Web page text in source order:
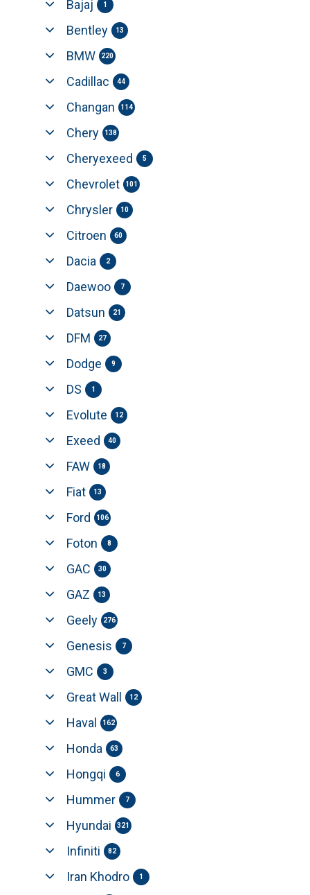
Bajaj 1
Bentley 13
BMW 220
Cadillac 44
Changan 114
Chery 138
Cheryexeed 5
Chevrolet 101
Chrysler 10
Citroen 60
Dacia 2
Daewoo 7
Datsun 21
DFM 27
Dodge 9
DS 1
Evolute 12
Exeed 40
FAW 18
Fiat 13
Ford 106
Foton 8
GAC 30
GAZ 13
Geely 276
Genesis 7
GMC 3
Great Wall 12
Haval 162
Honda 63
Hongqi 6
Hummer 7
Hyundai 321
Infiniti 82
Iran Khodro 1